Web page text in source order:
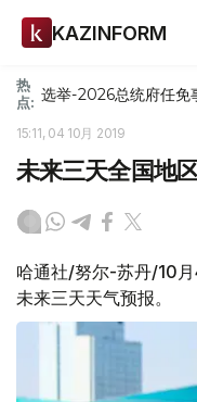
KAZINFORM
热
点: 选举-2026总统府任免
15:11, 04 10月 2019
未来三天全国地
哈通社/努尔-苏丹/10
未来三天天气预报。